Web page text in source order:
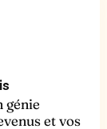
génie
et vos